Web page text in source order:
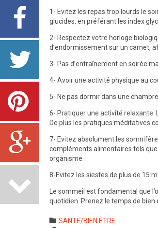
1- Evitez les repas trop lourds le
glucides, en préférant les index
2- Respectez votre horloge
d’endormissement sur un carnet,
3- Pas d’entraînement en soirée
4- Avoir une activité physique au
5- Ne pas dormir dans une
6- Pratiquer une activité relaxante.
De plus les pratiques méditatives
7- Evitez absolument les
compléments alimentaires tels que
organisme.
8-Evitez les siestes de plus de 15
Le sommeil est fondamental que
quotidien. Prenez le temps de
 Category
SANTE/BIEN ÊTRE